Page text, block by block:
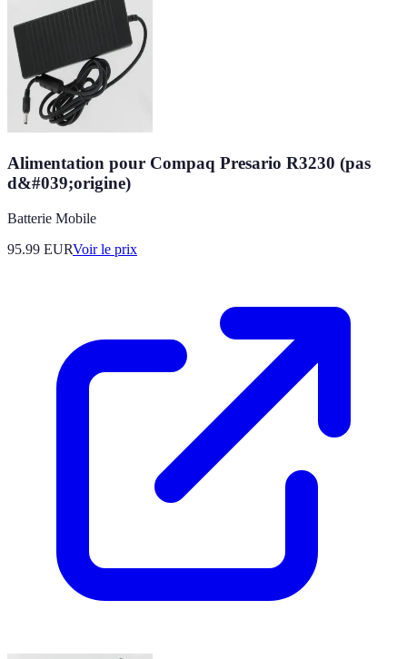
Alimentation pour Compaq Presario R3230 (pas
d&#039;origine)
Batterie Mobile
95.99 EURVoir le prix